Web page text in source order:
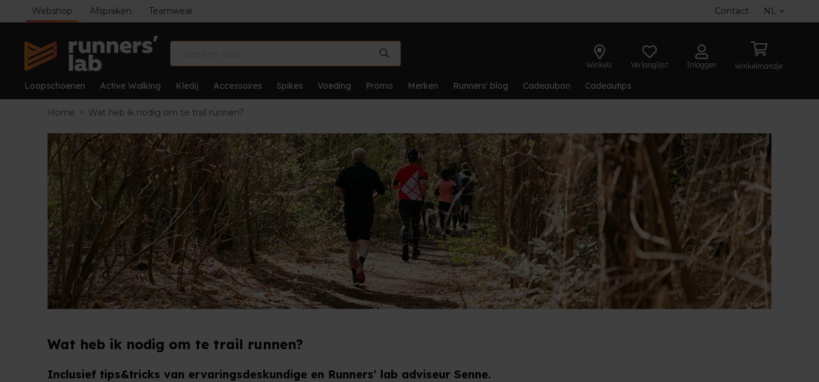
Webshop Afspraken Teamwear Contact NL
Winkels Verlanglijst Inloggen Winkelmandje
Loopschoenen Active Walking Kledij Accessoires Spikes Voeding Promo Merken Runners' blog Cadeaubon Cadeautips
Home > Wat heb ik nodig om te trail runnen?
Wat heb ik nodig om te trail runnen?
Inclusief tips&tricks van ervaringsdeskundige en Runners' lab adviseur Senne.